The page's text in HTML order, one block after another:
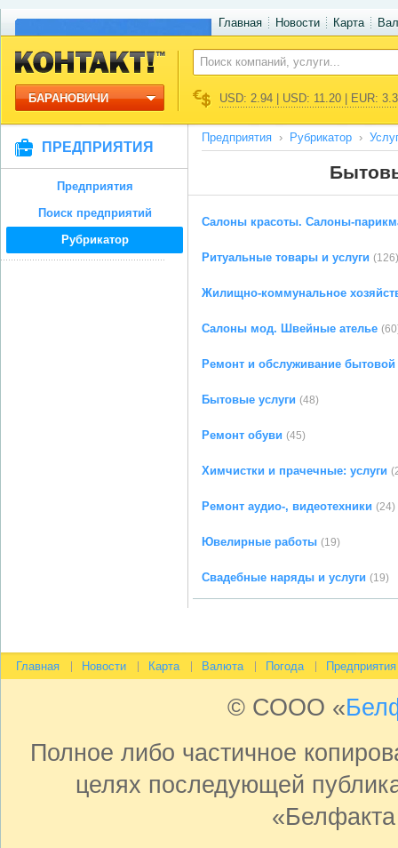
Главная Новости Карта
БАРАНОВИЧИ USD: 2.94 | USD: 11.20 | EUR:
ПРЕДПРИЯТИЯ
Предприятия
Поиск предприятий
Рубрикатор
Предприятия Рубрикатор
Салоны красоты. Салоны-
Ритуальные товары и услуги (126)
Жилищно-коммунальное
Салоны мод. Швейные ателье
Ремонт и обслуживание бытовой
Бытовые услуги (48)
Ремонт обуви (45)
Химчистки и прачечные: услуги
Ремонт аудио-, видеотехники (24)
Ювелирные работы (19)
Свадебные наряды и услуги (19)
Главная Новости Карта Валюта Погода Предприятия
© СООО «
Полное либо частичное
целях последующей